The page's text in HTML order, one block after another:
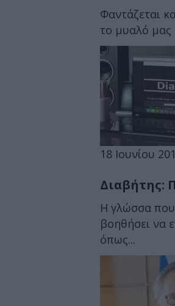
Φαντάζεται
το μυαλό μας
18 Ιουνίου
Διαβήτης:
Η γλώσσα που
βοηθήσει να
όπως...